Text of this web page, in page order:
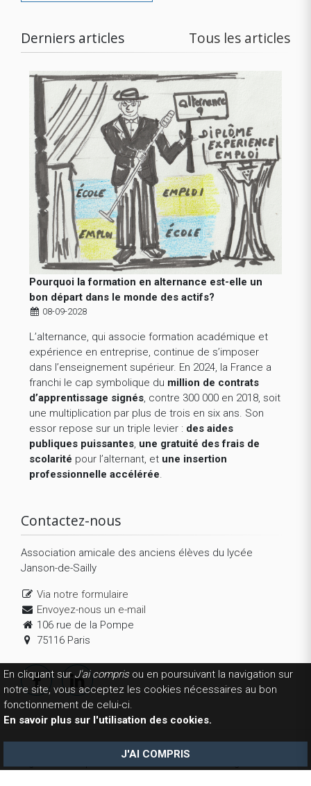
En cliquant sur J'ai comprisou en poursuivant la navigation sur
notre site, vous acceptez les cookies nécessaires au bon
fonctionnement de celui-ci.
En savoir plus sur l'utilisation des cookies.
J'AI COMPRIS
Derniers articles Tous les articles
Pourquoi la formation en alternance est-elle un
bon départ dans le monde des actifs?
08-09-2028
L’alternance, qui associe formation académique et
expérience en entreprise, continue de s’imposer
dans l’enseignement supérieur. En 2024, la France a
franchi le cap symbolique du million de contrats
d’apprentissage signés, contre 300 000 en 2018, soit
une multiplication par plus de trois en six ans. Son
essor repose sur un triple levier : des aides
publiques puissantes, une gratuité des frais de
scolarité pour l’alternant, et une insertion
professionnelle accélérée.
Contactez-nous
Association amicale des anciens élèves du lycée
Janson-de-Sailly
Via notre formulaire
Envoyez-nous un e-mail
106 rue de la Pompe
75116 Paris
Copyright 2026 © AEJS. Tous droits réservés.